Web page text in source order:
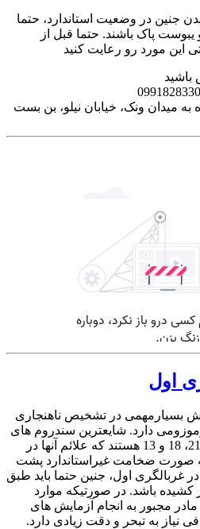
جنین در وضعیت استاندارد، حتما
پاک باشند. حتما قبل از
این مورد رو رعایت کنید
باشید
به میدان ونک، خیابان نیلو، بن بست
اول
بسیارمهمی در تشخیص ناهنجاری
دارد. شایعترین سندروم های
کروموزومی شامل تریزومی 21، 18 و 13 هستند که علائم آنها در
صورت ضخامت غیراستاندارد پشت
اول، جنین حتما باید طبق
کشیده باشد. در صورتیکه موارد
مادر مجبور به انجام آزمایش های
نیاز به تبحر و دقت زیادی دارد.